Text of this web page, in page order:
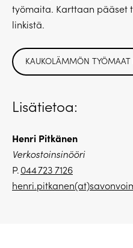
työmaita. Karttaan pääset
linkistä.
KAUKOLÄMMÖN TYÖMAAT
Lisätietoa:
Henri Pitkänen
Verkostoinsinööri
P.044 723 7126